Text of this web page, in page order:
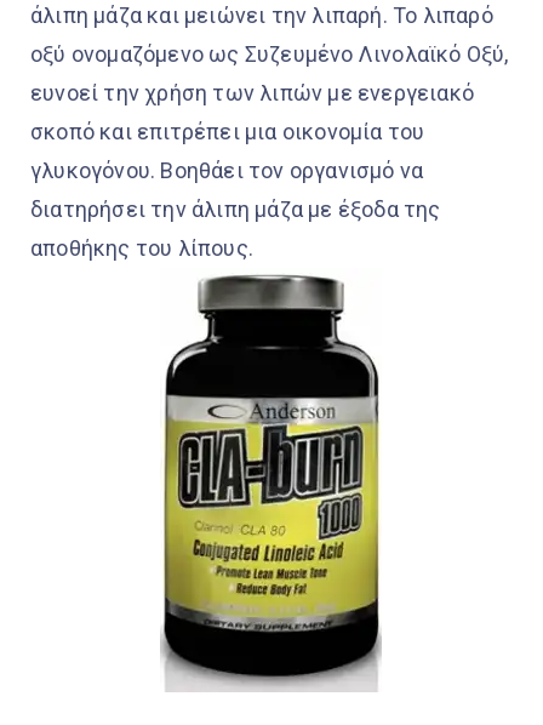
άλιπη μάζα και μειώνει την λιπαρή. Το λιπαρό
οξύ ονομαζόμενο ως Συζευμένο Λινολαϊκό Οξύ,
ευνοεί την χρήση των λιπών με ενεργειακό
σκοπό και επιτρέπει μια οικονομία του
γλυκογόνου. Βοηθάει τον οργανισμό να
διατηρήσει την άλιπη μάζα με έξοδα της
αποθήκης του λίπους.